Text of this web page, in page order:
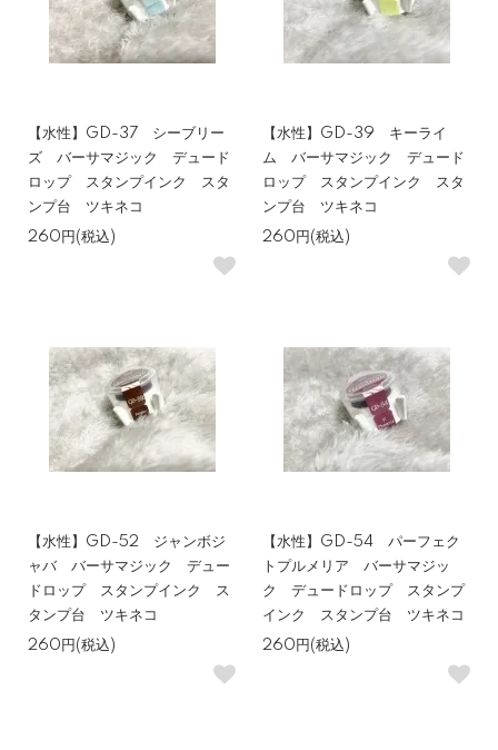
【水性】GD-37 シーブリー
ズ バーサマジック デュード
ロップ スタンプインク スタ
ンプ台 ツキネコ
260円(税込)
【水性】GD-39 キーライ
ム バーサマジック デュード
ロップ スタンプインク スタ
ンプ台 ツキネコ
260円(税込)
【水性】GD-52 ジャンボジ
ャバ バーサマジック デュー
ドロップ スタンプインク ス
タンプ台 ツキネコ
260円(税込)
【水性】GD-54 パーフェク
トプルメリア バーサマジッ
ク デュードロップ スタンプ
インク スタンプ台 ツキネコ
260円(税込)